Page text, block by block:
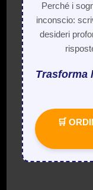
Perché i
inconscio:
desideri
Trasforma
🛒